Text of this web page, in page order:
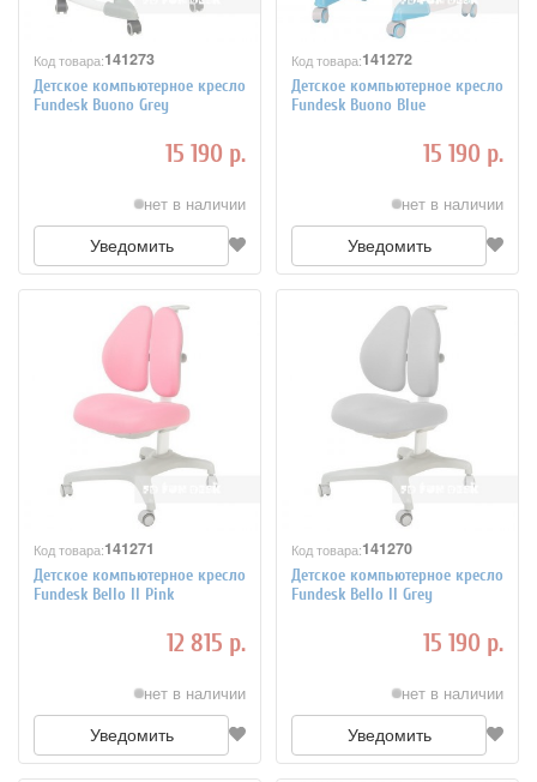
Код товара:141273
Детское компьютерное кресло
Fundesk Buono Grey
15 190 р.
нет в наличии
Уведомить
Код товара:141272
Детское компьютерное кресло
Fundesk Buono Blue
15 190 р.
нет в наличии
Уведомить
Код товара:141271
Детское компьютерное кресло
Fundesk Bello II Pink
12 815 р.
нет в наличии
Уведомить
Код товара:141270
Детское компьютерное кресло
Fundesk Bello II Grey
15 190 р.
нет в наличии
Уведомить